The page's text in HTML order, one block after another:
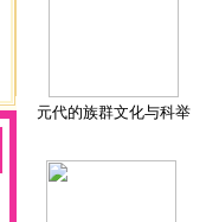
元代的族群文化与科举